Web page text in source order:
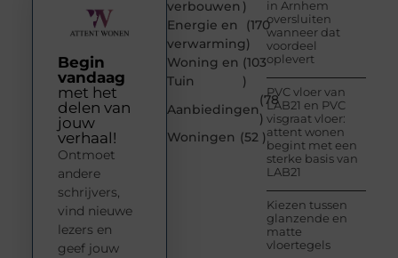
verbouwen )
Energie en
verwarming
(170
)
Woning en
Tuin
(103
)
Aanbiedingen
(78
)
Woningen (52 )
in Arnhem
oversluiten
wanneer dat
voordeel
oplevert
PVC vloer van
LAB21 en PVC
visgraat vloer:
attent wonen
begint met een
sterke basis van
LAB21
Kiezen tussen
glanzende en
matte
vloertegels
Begin
vandaag
met het
delen van
jouw
verhaal!
Ontmoet
andere
schrijvers,
vind nieuwe
lezers en
geef jouw